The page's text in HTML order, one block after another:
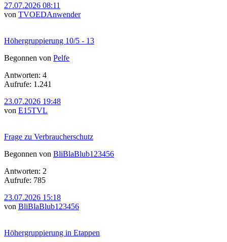
27.07.2026 08:11
von TVOEDAnwender
Höhergruppierung 10/5 - 13
Begonnen von Pelfe
Antworten: 4
Aufrufe: 1.241
23.07.2026 19:48
von E15TVL
Frage zu Verbraucherschutz
Begonnen von BliBlaBlub123456
Antworten: 2
Aufrufe: 785
23.07.2026 15:18
von BliBlaBlub123456
Höhergruppierung in Etappen